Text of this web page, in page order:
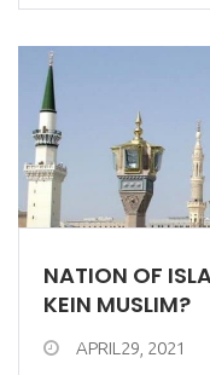
NATION OF
KEIN MUSLIM?
APRIL29, 2021